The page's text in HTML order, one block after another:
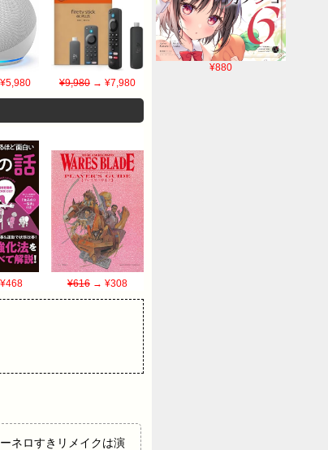
¥880
¥9,980→ ¥7,980
¥616→ ¥308
ネロすきリメイクは演